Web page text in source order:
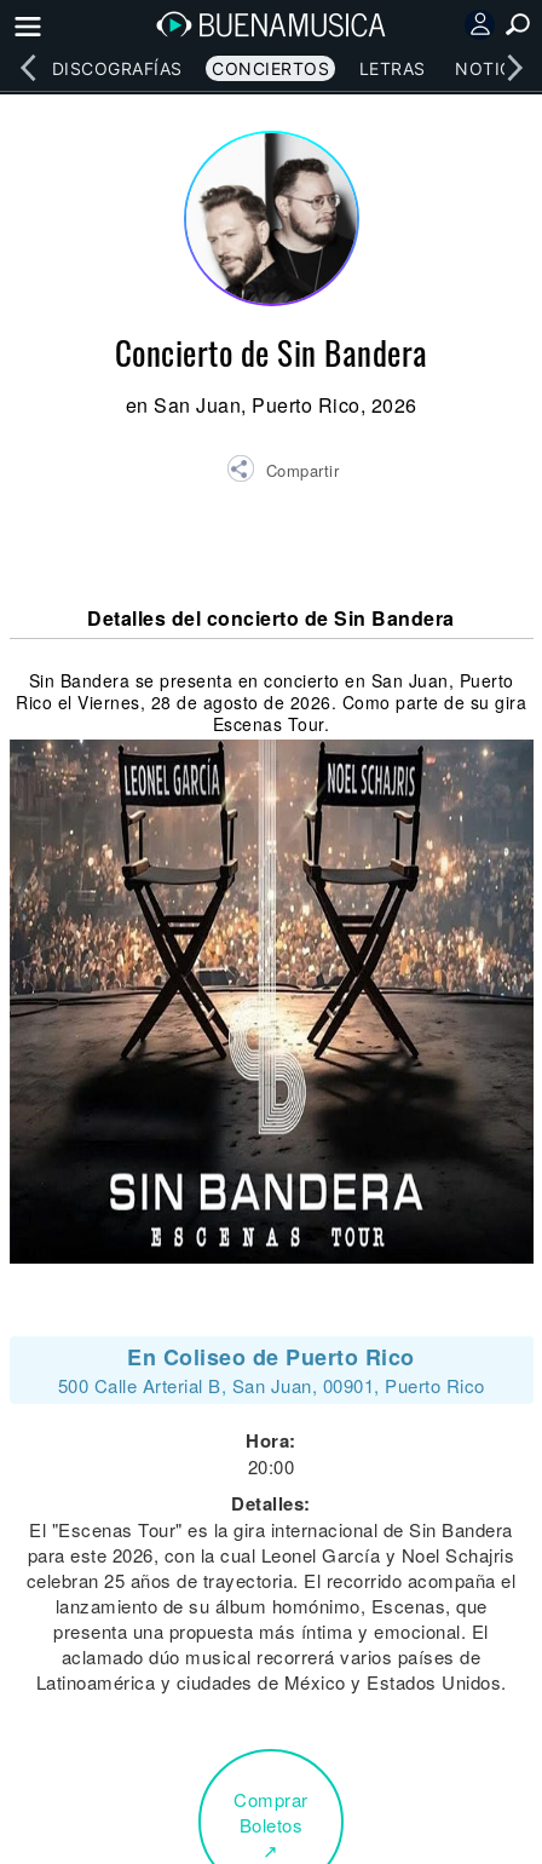
DISCOGRAFÍAS CONCIERTOS LETRAS NOTICIAS
Concierto de Sin Bandera
en San Juan, Puerto Rico, 2026
Compartir
Detalles del concierto de Sin Bandera
Sin Bandera se presenta en concierto en San Juan, Puerto
Rico el Viernes, 28 de agosto de 2026. Como parte de su gira
Escenas Tour.
En Coliseo de Puerto Rico
500 Calle Arterial B, San Juan, 00901, Puerto Rico
Hora:
20:00
Detalles:
El "Escenas Tour" es la gira internacional de Sin Bandera
para este 2026, con la cual Leonel García y Noel Schajris
celebran 25 años de trayectoria. El recorrido acompaña el
lanzamiento de su álbum homónimo, Escenas, que
presenta una propuesta más íntima y emocional. El
aclamado dúo musical recorrerá varios países de
Latinoamérica y ciudades de México y Estados Unidos.
Comprar
Boletos
↗